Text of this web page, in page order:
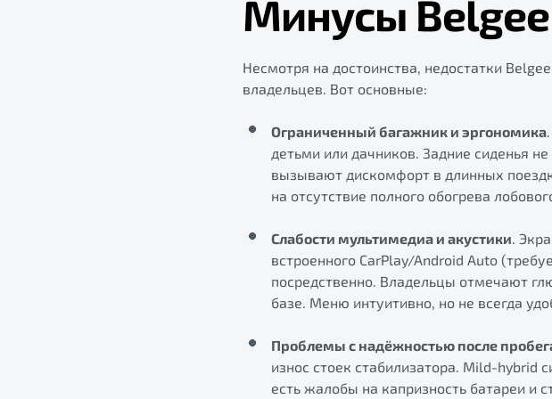
Минусы Belgee
Несмотря на достоинства, недостатки
владельцев. Вот основные:
Ограниченный багажник и эргономика
детьми или дачников. Задние сиденья
вызывают дискомфорт в длинных
на отсутствие полного обогрева
Слабости мультимедиа и акустики .
встроенного CarPlay/Android Auto
посредственно. Владельцы отмечают
базе. Меню интуитивно, но не всегда
Проблемы с надёжностью после
износ стоек стабилизатора. Mild-hybrid
есть жалобы на капризность батареи и